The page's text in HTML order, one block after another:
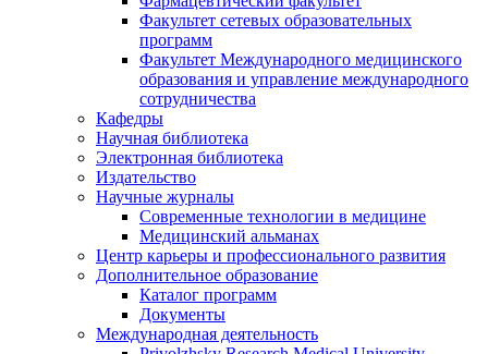
Факультет сетевых образовательных
программ
Факультет Международного медицинского
образования и управление международного
сотрудничества
Кафедры
Научная библиотека
Электронная библиотека
Издательство
Научные журналы
Современные технологии в медицине
Медицинский альманах
Центр карьеры и профессионального развития
Дополнительное образование
Каталог программ
Документы
Международная деятельность